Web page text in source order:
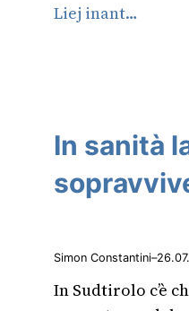
Liej inant…
In sanità
Simon Constantini–
In Sudtirolo c’è